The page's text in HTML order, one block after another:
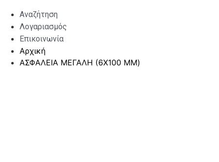
Αναζήτηση
Λογαριασμός
Επικοινωνία
Αρχική
ΑΣΦΑΛΕΙΑ ΜΕΓΑΛΗ (6Χ100 MM)